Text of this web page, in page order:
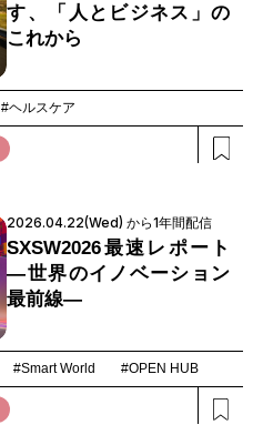
す、「人とビジネス」の
これから
#ヘルスケア
2026.04.22(Wed) から1年間配信
SXSW2026最速レポート
―世界のイノベーション
最前線―
#Smart World #OPEN HUB